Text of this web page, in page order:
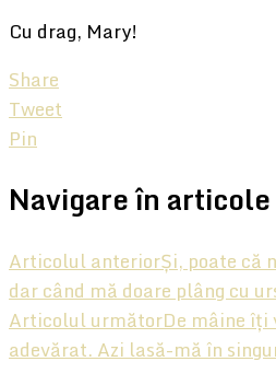
Cu drag, Mary!
Share
Tweet
Pin
Navigare în articole
Articolul anteriorȘi, poate că
dar când mă doare plâng cu
Articolul următorDe mâine îți
adevărat. Azi lasă-mă în